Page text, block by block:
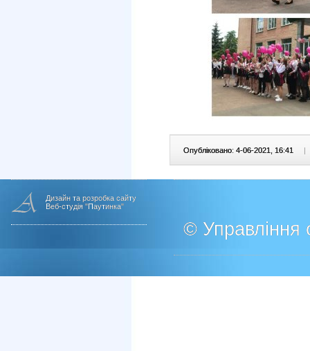
Опубліковано: 4-06-2021, 16:41 |
Дизайн та розробка сайту
Веб-студія "Паутинка"
© Управління